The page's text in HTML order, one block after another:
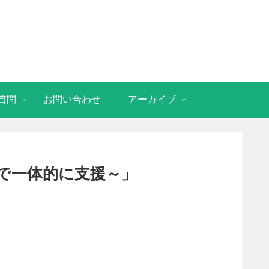
問 お問い合わせ アーカイブ
体的に支援～」